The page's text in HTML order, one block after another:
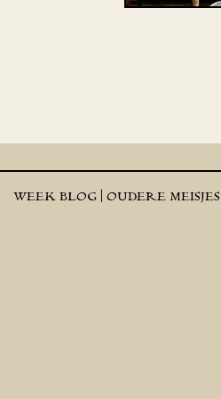
WEEK BLOG | OUDERE MEISJES |